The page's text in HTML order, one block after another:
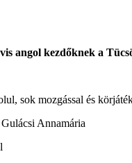
angol kezdőknek a
sok mozgással és
Gulácsi Annamária